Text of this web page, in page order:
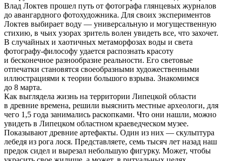
Влад Локтев прошел путь от фотографа глянцевых журналов
до авангардного фотохудожника. Для своих экспериментов
Локтев выбирает воду — универсальную и могущественную
стихию, в чьих узорах зритель волен увидеть все, что захочет.
В случайных и хаотичных метаморфозах воды и света
фотографу-философу удается распознать красоту
и бесконечное разнообразие реальности. Его световые
отпечатки становятся своеобразными художественными
иллюстрациями к теории большого взрыва. Знакомимся
до 8 марта.
Как выглядела жизнь на территории Липецкой области
в древние времена, решили выяснить местные археологи, для
чего 1,5 года занимались раскопками. Что они нашли, можно
увидеть в Липецком областном краеведческом музее.
Показывают древние артефакты. Один из них — скульптура
лебедя из рога лося. Представляете, семь тысяч лет назад наш
предок сидел и вырезал небольшую фигурку. Может, чтобы